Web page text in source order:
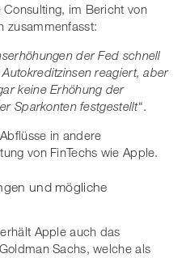
im Bericht von
zusammenfasst:
der Fed schnell
reagiert, aber
keine Erhöhung der
Sparkonten festgestellt“.
in andere
von FinTechs wie Apple.
und mögliche
Apple auch das
Sachs, welche als